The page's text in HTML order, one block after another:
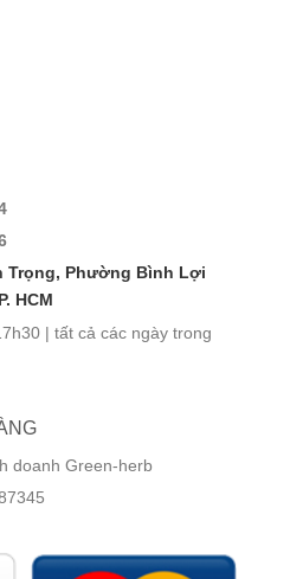
Trọng, Phường Bình Lợi
HCM
| tất cả các ngày trong
doanh Green-herb